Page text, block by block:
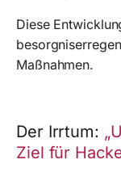
Diese
Maßnahmen.
Der Irrtum:
Ziel für